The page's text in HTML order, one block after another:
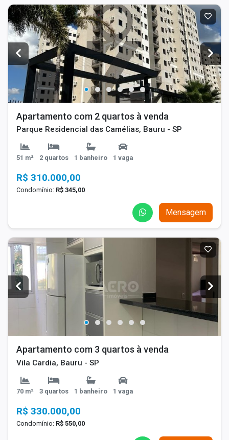
Apartamento com 2 quartos à venda
Parque Residencial das Camélias, Bauru - SP
51 m² 2 quartos 1 banheiro 1 vaga
R$ 310.000,00
Condomínio: R$ 345,00
Mensagem
Apartamento com 3 quartos à venda
Vila Cardia, Bauru - SP
70 m² 3 quartos 1 banheiro 1 vaga
R$ 330.000,00
Condomínio: R$ 550,00